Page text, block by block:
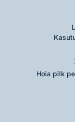
Hoia pilk